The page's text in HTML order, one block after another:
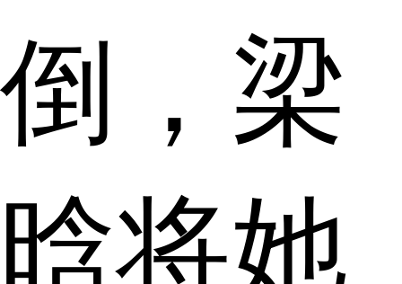
倒，梁
晗将她